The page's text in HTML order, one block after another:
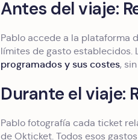
Antes del viaje:
Pablo accede a la plataforma
límites de gasto establecidos.
programados y sus costes,
Durante el viaje:
Pablo fotografía cada ticket
de Okticket. Todos esos